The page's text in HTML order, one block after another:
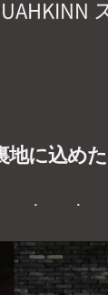
地に込め